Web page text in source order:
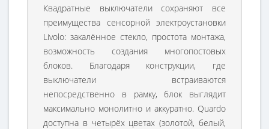
Квадратные выключатели сохраняют все
преимущества сенсорной электроустановки
Livolo: закалённое стекло, простота монтажа,
возможность создания многопостовых
блоков. Благодаря конструкции, где
выключатели встраиваются
непосредственно в рамку, блок выглядит
максимально монолитно и аккуратно. Quardo
доступна в четырёх цветах (золотой, белый,